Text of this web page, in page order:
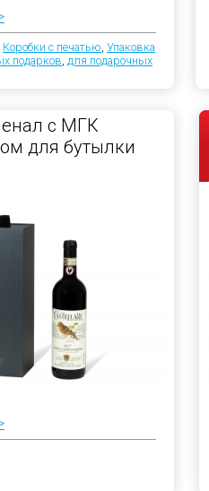
Коробки с печатью, Упаковка
подарков, для подарочных
с МГК
для бутылки